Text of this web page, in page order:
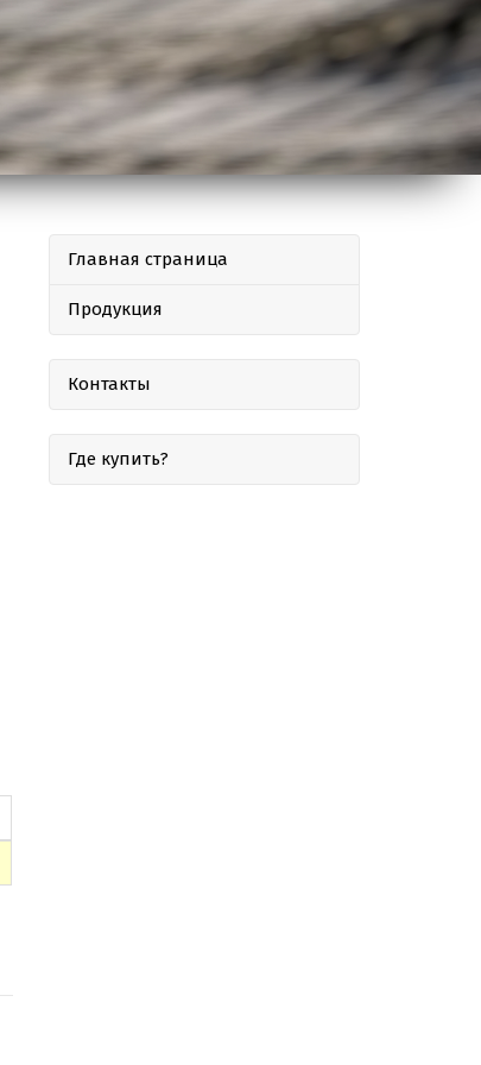
Главная страница
Продукция
Контакты
Где купить?